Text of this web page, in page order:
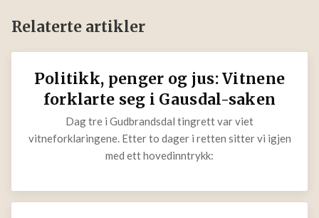
Relaterte artikler
Politikk, penger og jus: Vitnene
forklarte seg i Gausdal-saken
Dag tre i Gudbrandsdal tingrett var viet
vitneforklaringene. Etter to dager i retten sitter vi igjen
med ett hovedinntrykk: